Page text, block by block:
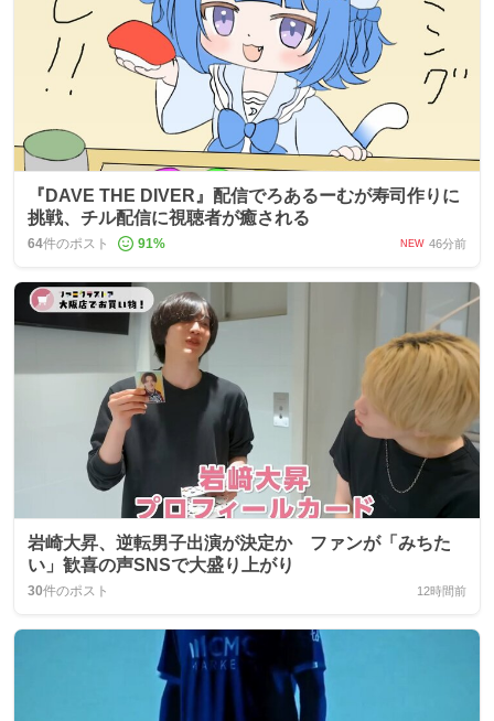
『DAVE THE DIVER』配信でろあるーむが寿司作りに
挑戦、チル配信に視聴者が癒される
64件のポスト 91% NEW 46分前
岩崎大昇、逆転男子出演が決定か ファンが「みちた
い」歓喜の声SNSで大盛り上がり
30件のポスト 12時間前